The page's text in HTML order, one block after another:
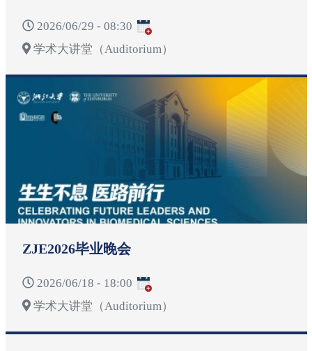
2026/06/29 - 08:30
学术大讲堂（Auditorium）
ZJE2026毕业晚会
2026/06/18 - 18:00
学术大讲堂（Auditorium）